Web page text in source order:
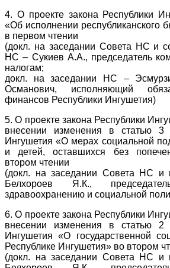
4. О проекте закона Республики
«Об исполнении республиканского
в первом чтении
(докл. на заседании Совета НС и
НС – Сукиев А.А., председатель
налогам;
докл. на заседании НС –
Османович, исполняющий
финансов Республики Ингушетия)
5. О проекте закона Республики
внесении изменения в статью 3
Ингушетия «О мерах социальной
и детей, оставшихся без
втором чтении
(докл. на заседании Совета НС
Белхороев Я.К.,
здравоохранению и социальной
6. О проекте закона Республики
внесении изменения в статью 2
Ингушетия «О государственной
Республике Ингушетия» во втором
(докл. на заседании Совета НС